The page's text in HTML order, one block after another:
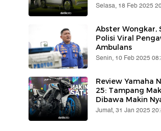
Selasa, 18 Feb 2025
Abster Wongkar,
Polisi Viral
Ambulans
Senin, 10 Feb 2025
Review Yamaha
25: Tampang
Dibawa Makin
Jumat, 31 Jan 2025